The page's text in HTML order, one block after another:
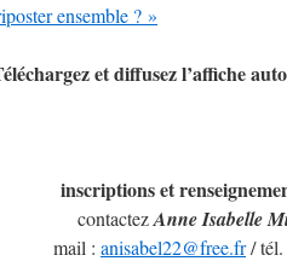
ensemble ? »
et diffusez l’affiche
inscriptions et
contactezAnne Isabelle
mail : anisabel22@free.fr/ tél.